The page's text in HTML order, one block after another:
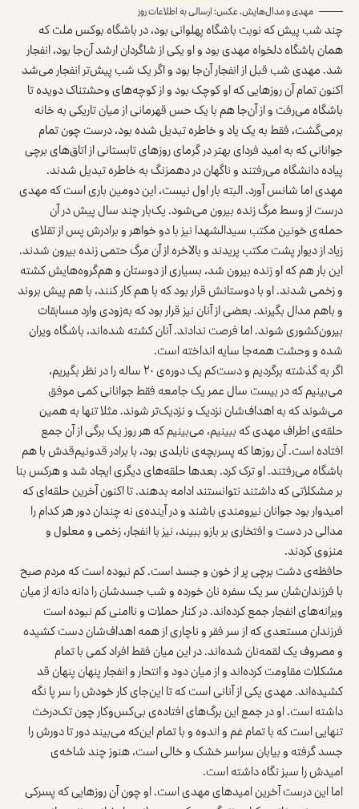
مهدی و مدال‌هایش. عکس: ارسالی به اطلاعات روز
چند شب پیش که نوبت باشگاه پهلوانی بود، در باشگاه بوکس ملت که
همان باشگاه دلخواه مهدی بود و او یکی از شاگردان ارشد آن‌جا بود، انفجار
شد. مهدی شب قبل از انفجار آن‌جا بود و اگر یک شب پیش‌تر انفجار می‌شد
اکنون تمام آن روزهایی که او کوچک بود و از کوچه‌های وحشتناک دویده تا
باشگاه می‌رفت و از آن‌جا هم با یک حس قهرمانی از میان تاریکی به خانه
برمی‌گشت، فقط به یک یاد و خاطره تبدیل شده بود، درست چون تمام
جوانانی که به امید فردای بهتر در گرمای روزهای تابستانی از اتاق‌های برچی
پیاده دانشگاه می‌رفتند و ناگهان در دهمزنگ به خاطره تبدیل شدند.
مهدی اما شانس آورد. البته بار اول نیست، این دومین باری‌ است که مهدی
درست از وسط مرگ زنده بیرون می‌شود. یک‌بار چند سال پیش در آن
حمله‌ی خونین مکتب سیدالشهدا نیز با دو خواهر و برادرش پس از تقلای
زیاد از دیوار پشت مکتب پریدند و بالاخره از آن مرگ حتمی زنده بیرون شدند.
این بار هم که او زنده بیرون شد، بسیاری از دوستان و هم‌گروه‌هایش کشته
و زخمی شدند. او با دوستانش قرار بود که با هم کار کنند، با هم پیش بروند
و باهم مدال بگیرند. بعضی از آنان نیز قرار بود که به‌زودی وارد مسابقات
بیرون‌کشوری شوند. اما فرصت ندادند. آنان کشته شده‌اند، باشگاه ویران
شده و وحشت همه‌جا سایه انداخته است.
اگر به گذشته برگردیم و دست‌کم یک دوره‌ی ۲۰ ساله را در نظر بگیریم،
می‌بینیم که در بیست سال عمر یک جامعه فقط جوانانی کمی موفق
می‌شوند که به اهداف‌شان نزدیک و نزدیک‌تر شوند. مثلا تنها به همین
حلقه‌ی اطراف مهدی که ببینیم، می‌بینیم که هر روز یک برگی از آن جمع
افتاده است. آن روزها که پسربچه‌ی نابلدی بود، با برادر قدونیم‌قدش با هم
باشگاه می‌رفتند. او ترک کرد. بعدها حلقه‌های دیگری ایجاد شد و هرکس بنا
بر مشکلاتی که داشتند نتوانستند ادامه بدهند. تا اکنون آخرین حلقه‌ای که
امیدوار بود جوانان نیرومندی باشند و در آينده‌ی نه چندان دور هر کدام را
مدالی در دست و افتخاری بر بازو ببیند، نیز با انفجار، زخمی و معلول و
منزوی کردند.
حافظه‌ی دشت برچی پر از خون و جسد است. کم نبوده است که مردم صبح
با فرزندان‌شان سر یک سفره نان خورده و شب جسدشان را دانه دانه از میان
ویرانه‌های انفجار جمع کرده‌اند. در کنار حملات و ناامنی کم نبوده است
فرزندان مستعدی که از سر فقر و ناچاری از همه اهداف‌شان دست کشیده
و مصروف یک لقمه‌نان شده‌اند. در این میان فقط افراد کمی با تمام
مشکلات مقاومت کرده‌اند و از میان دود و انتحار و انفجار پنهان پنهان قد
کشیده‌اند. مهدی یکی از آنانی‌ است که تا این‌جای کار خودش را سر پا نگه
داشته است. او در جمع این برگ‌های افتاده‌ی بی‌کس‌وکار چون تک‌درخت
تنهایی‌ است که با تمام غم و اندوه و با تمام این‌که می‌بیند دور تا دورش را
جسد گرفته و بیابان سراسر خشک و خالی‌ است، هنوز چند شاخه‌ی
امیدش را سبز نگاه داشته است.
اما این درست آخرین امیدهای مهدی است. او چون آن روزهایی که پسرکی